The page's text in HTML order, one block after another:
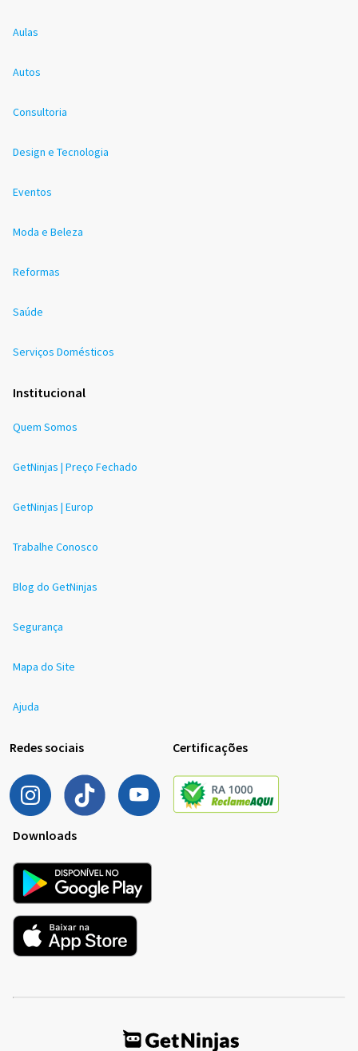
Aulas
Autos
Consultoria
Design e Tecnologia
Eventos
Moda e Beleza
Reformas
Saúde
Serviços Domésticos
Institucional
Quem Somos
GetNinjas | Preço Fechado
GetNinjas | Europ
Trabalhe Conosco
Blog do GetNinjas
Segurança
Mapa do Site
Ajuda
Redes sociais Certificações
Downloads